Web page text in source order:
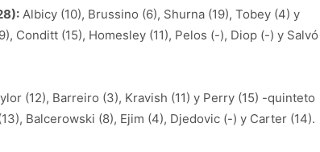
Albicy (10), Brussino (6), Shurna (19), Tobey (4) y
Conditt (15), Homesley (11), Pelos (-), Diop (-) y Salvó
(12), Barreiro (3), Kravish (11) y Perry (15) -quinteto
Balcerowski (8), Ejim (4), Djedovic (-) y Carter (14).